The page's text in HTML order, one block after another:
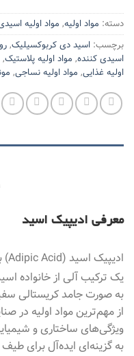
دسته: مواد اولیه, مواد اولیه
برچسب: اسید دی کربوکسیلیک,
اسیدی کننده, مواد اولیه پلاستیک,
اولیه غذایی, مواد اولیه نساجی,
معرفی ادیپیک اسید
ادیپیک اسید (Adipic Acid) با فرمول شیمیایی (CH
یک ترکیب آلی از خانواده
به صورت جامد کریستالی
از مهم‌ترین مواد اولیه در
ویژگی‌های ساختاری و
به گزینه‌ای ایده‌آل برای